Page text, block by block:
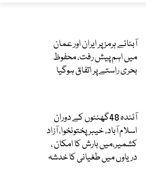
آبنائے ہرمز پر ایران اور عمان
میں اہم پیش رفت، محفوظ
بحری راستے پر اتفاق ہوگیا
آئندہ 48گھنٹوں کے دوران
اسلام آباد، خیبرپختونخوا، آزاد
کشمیر،میں بارش کا امکان ،
دریاوں میں طغیانی کا خدشہ